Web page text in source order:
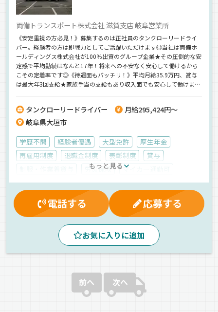
両備トランスポート株式会社 滋賀支店 岐阜営業所
《安定重視の方必見！》募集するのは正社員のタンクローリードライ
バー。経験者の方は即戦力としてご活躍いただけます◎当社は両備ホ
ールディングス株式会社が100％出資のグループ企業★その圧倒的な安
定感で平均勤続はなんと17年！将来への不安なく安心して働けるから
こその定着率です◎《待遇面もバッチリ！》平均月給35.9万円、賞与
は最大年3回支給★家族手当の支給もあり収入面でも安心して働けま
タンクローリードライバー
月給295,424円～
岐阜県大垣市
学歴不問 経験者優遇 大型免許
厚生年金
再雇用制度
退職金制度 表彰制度
賞与
労災保険
マイカー通勤可
雇用保険
家族手当 決算賞与 昇給
健康保険
有給休暇
交通費支給
休日出勤割増金
資格取得制度
財形貯蓄制度 夕方 昼
朝
地場 中距離
ドライブレコーダー
バックアイモニター装備 長距離
タンクローリー
正社員
もっと見る
電話する 応募する
お気に入りに追加
前へ 次へ